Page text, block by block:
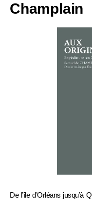
Champlain
De l’île d’Orléans jusqu’à